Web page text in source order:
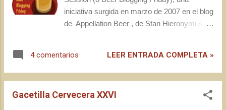
claras las pautas de participación, que
permitía cierta flexibilidad de calendario para
de noviembre. Pero vayamos al trapo.
iniciativa surgida en marzo de 2007 en el blog
de Appellation Beer , de Stan Hieronymus,
mismo tema el primer viernes de cada mes.
La convocatoria actual la plantean Brian y
a hablar sobre los viajes cerveceros. Antes
4 comentarios LEER ENTRADA COMPLETA »
Gacetilla Cervecera XXVI